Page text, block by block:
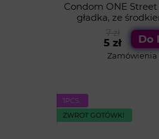
Condom ONE Street
gładka, ze
designerskie
7 zł
5 zł Do
Zamówienia
1PСS.
ZWROT GOTÓWKI